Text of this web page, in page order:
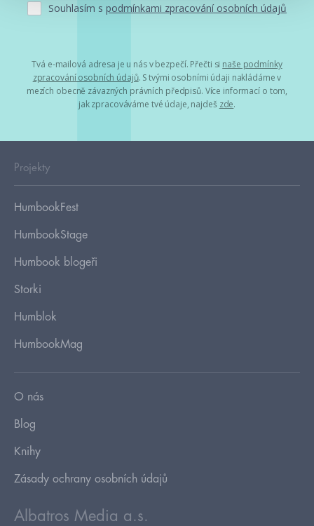
Souhlasím s podmínkami zpracování osobních údajů
Tvá e-mailová adresa je u nás v bezpečí. Přečti si naše podmínky
zpracování osobních údajů. S tvými osobními údaji nakládáme v
mezích obecně závazných právních předpisů. Více informací o tom,
jak zpracováváme tvé údaje, najdeš zde.
Projekty
HumbookFest
HumbookStage
Humbook blogeři
Storki
Humblok
HumbookMag
O nás
Blog
Knihy
Zásady ochrany osobních údajů
Albatros Media a.s.